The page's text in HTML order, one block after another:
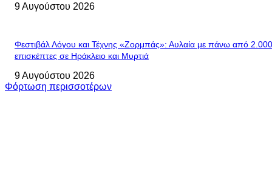
9 Αυγούστου 2026
Φεστιβάλ Λόγου και Τέχνης «Ζορμπάς»: Αυλαία με πάνω από 2.000
επισκέπτες σε Ηράκλειο και Μυρτιά
9 Αυγούστου 2026
Φόρτωση περισσοτέρων